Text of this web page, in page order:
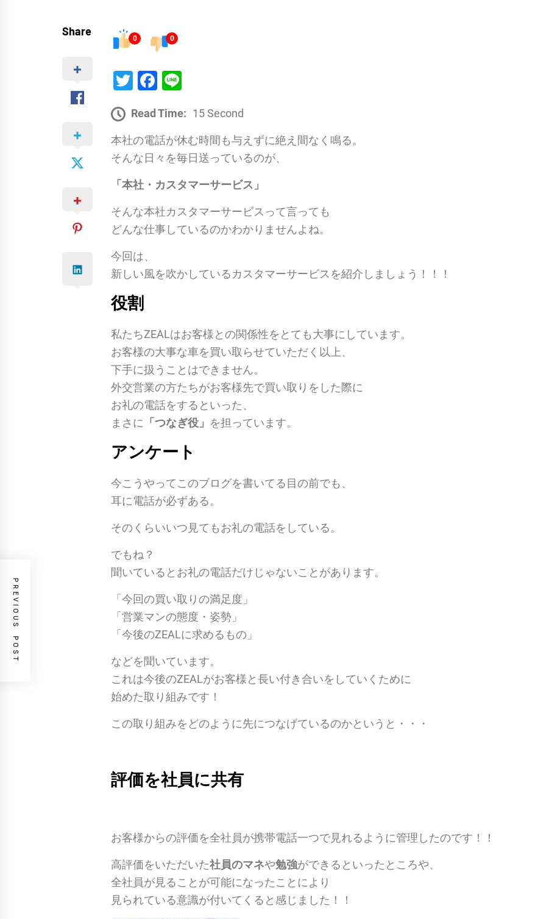
Share
0 0
TwitterFacebook
Read Time: 15 Second
本社の電話が休む時間も与えずに絶え間なく鳴る。
そんな日々を毎日送っているのが、
「本社・カスタマーサービス」
そんな本社カスタマーサービスって言っても
どんな仕事しているのかわかりませんよね。
今回は、
新しい風を吹かしているカスタマーサービスを紹介しましょう！！！
役割
私たちZEALはお客様との関係性をとても大事にしています。
お客様の大事な車を買い取らせていただく以上、
下手に扱うことはできません。
外交営業の方たちがお客様先で買い取りをした際に
お礼の電話をするといった、
まさに 「つなぎ役」 を担っています。
アンケート
今こうやってこのブログを書いてる目の前でも、
耳に電話が必ずある。
そのくらいいつ見てもお礼の電話をしている。
でもね？
聞いているとお礼の電話だけじゃないことがあります。
「今回の買い取りの満足度」
「営業マンの態度・姿勢」
「今後のZEALに求めるもの」
などを聞いています。
これは今後のZEALがお客様と長い付き合いをしていくために
始めた取り組みです！
この取り組みをどのように先につなげているのかというと・・・
評価を社員に共有
お客様からの評価を全社員が携帯電話一つで見れるように管理したのです！！
高評価をいただいた社員のマネや勉強ができるといったところや、
全社員が見ることが可能になったことにより
見られている意識が付いてくると感じました！！
PREVIOUS POST